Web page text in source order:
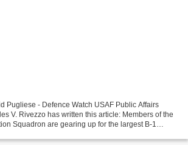
Pugliese - Defence Watch USAF Public Affairs
V. Rivezzo has written this article: Members of the
Squadron are gearing up for the largest B-1